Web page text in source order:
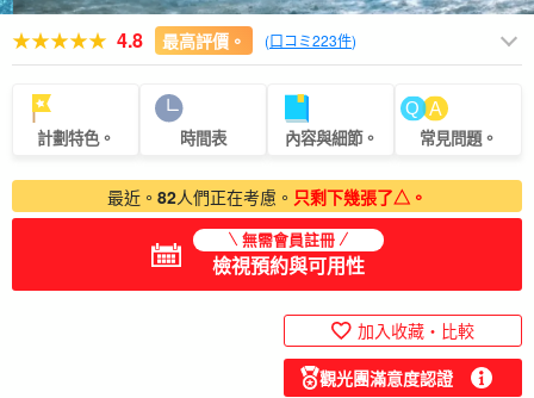
4.8 最高評價。 (口コミ223件)
計劃特色。 時間表 內容與細節。 常見問題。
最近。 82人們正在考慮。 只剩下幾張了△。
無需會員註冊
檢視預約與可用性
加入收藏・比較
觀光團滿意度認證